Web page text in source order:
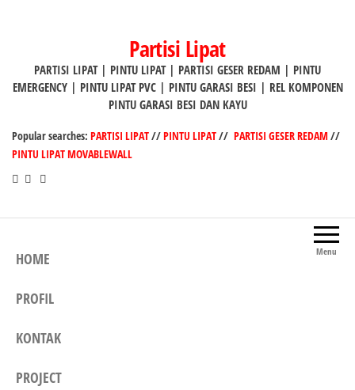
Partisi Lipat
PARTISI LIPAT | PINTU LIPAT | PARTISI GESER REDAM | PINTU
EMERGENCY | PINTU LIPAT PVC | PINTU GARASI BESI | REL KOMPONEN
PINTU GARASI BESI DAN KAYU
Popular searches: PARTISI LIPAT//PINTU LIPAT// PARTISI GESER REDAM//
PINTU LIPAT MOVABLEWALL
Menu
HOME
PROFIL
KONTAK
PROJECT